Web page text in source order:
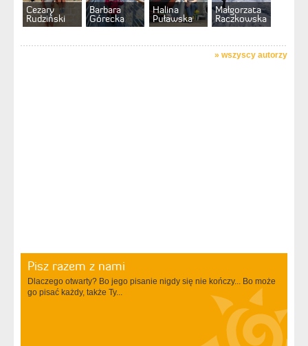
Cezary
Rudziński
Barbara
Górecka
Halina
Puławska
Małgorzata
Raczkowska
» wszyscy autorzy
Pisz razem z nami
Dlaczego otwarty? Bo jego pisanie nigdy się nie kończy... Bo może
go pisać każdy, także Ty...